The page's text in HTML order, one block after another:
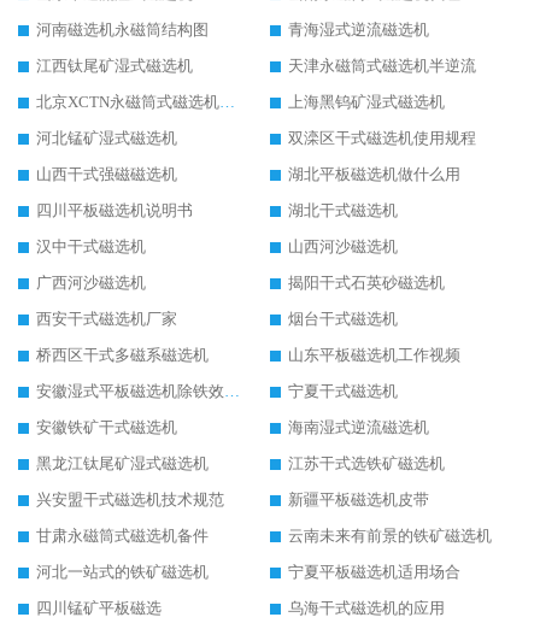
河南磁选机永磁筒结构图
青海湿式逆流磁选机
江西钛尾矿湿式磁选机
天津永磁筒式磁选机半逆流
北京XCTN永磁筒式磁选机磁块位置
上海黑钨矿湿式磁选机
河北锰矿湿式磁选机
双滦区干式磁选机使用规程
山西干式强磁磁选机
湖北平板磁选机做什么用
四川平板磁选机说明书
湖北干式磁选机
汉中干式磁选机
山西河沙磁选机
广西河沙磁选机
揭阳干式石英砂磁选机
西安干式磁选机厂家
烟台干式磁选机
桥西区干式多磁系磁选机
山东平板磁选机工作视频
安徽湿式平板磁选机除铁效果怎么样
宁夏干式磁选机
安徽铁矿干式磁选机
海南湿式逆流磁选机
黑龙江钛尾矿湿式磁选机
江苏干式选铁矿磁选机
兴安盟干式磁选机技术规范
新疆平板磁选机皮带
甘肃永磁筒式磁选机备件
云南未来有前景的铁矿磁选机
河北一站式的铁矿磁选机
宁夏平板磁选机适用场合
四川锰矿平板磁选
乌海干式磁选机的应用